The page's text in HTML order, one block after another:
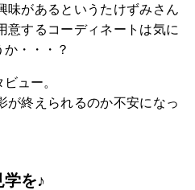
味があるというたけずみさん
意するコーディネートは気に
・・・？
ュー。
が終えられるのか不安になっ
を♪